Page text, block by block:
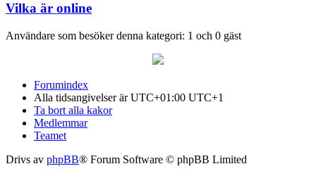
Vilka är online
Användare som besöker denna kategori: 1 och 0 gäst
Forumindex
Alla tidsangivelser är UTC+01:00 UTC+1
Ta bort alla kakor
Medlemmar
Teamet
Drivs av phpBB® Forum Software © phpBB Limited